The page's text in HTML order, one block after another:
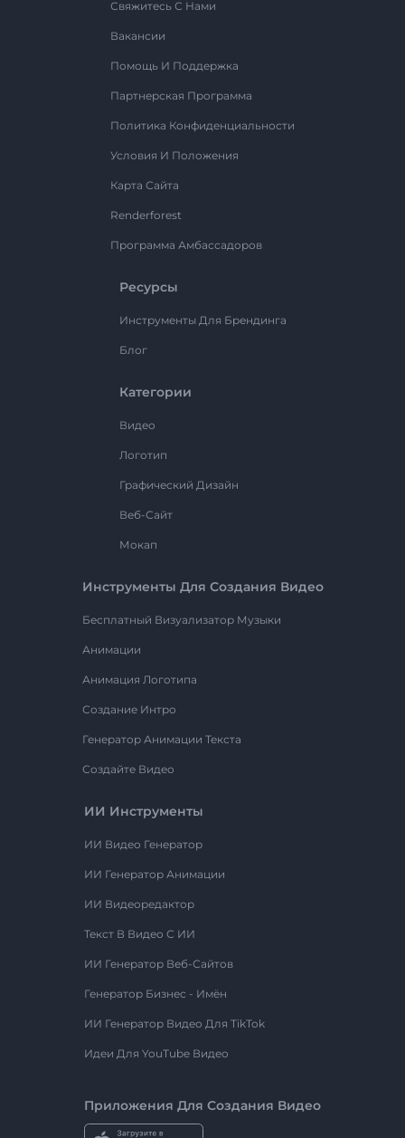
Свяжитесь С Нами
Вакансии
Помощь И Поддержка
Партнерская Программа
Политика Конфиденциальности
Условия И Положения
Карта Сайта
Renderforest
Программа Амбассадоров
Ресурсы
Инструменты Для Брендинга
Блог
Категории
Видео
Логотип
Графический Дизайн
Веб-Сайт
Мокап
Инструменты Для Создания Видео
Бесплатный Визуализатор Музыки
Анимации
Анимация Логотипа
Создание Интро
Генератор Анимации Текста
Создайте Видео
ИИ Инструменты
ИИ Видео Генератор
ИИ Генератор Анимации
ИИ Видеоредактор
Текст В Видео С ИИ
ИИ Генератор Веб-Сайтов
Генератор Бизнес - Имён
ИИ Генератор Видео Для TikTok
Идеи Для YouTube Видео
Приложения Для Создания Видео